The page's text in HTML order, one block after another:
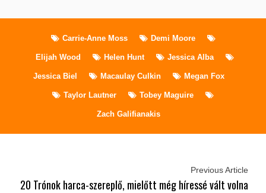
Carrie-Anne Moss Demi Moore
Elijah Wood Helen Hunt Jessica Alba
Jessica Biel Macaulay Culkin Megan Fox
Taylor Lautner Tobey Maguire
Zach Galifianakis
Previous Article
20 Trónok harca-szereplő, mielőtt még híressé vált volna